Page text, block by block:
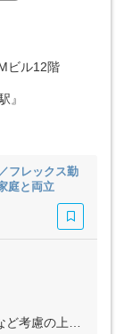
ビル12階
』
フレックス勤
庭と両立
円）を含む ※超過分は別途全額支給